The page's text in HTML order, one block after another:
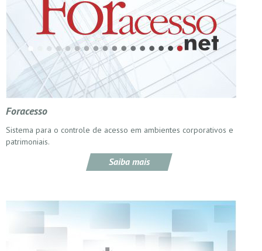
Foracesso
Sistema para o controle de acesso em ambientes corporativos e
patrimoniais.
Saiba mais